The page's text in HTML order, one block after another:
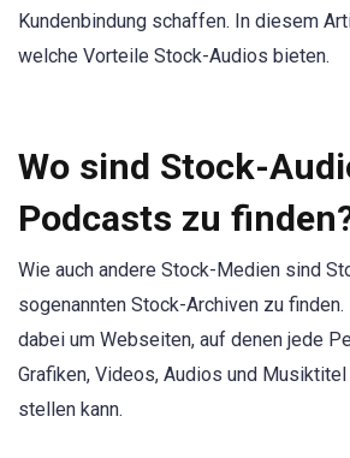
Kundenbindung schaffen. In diesem
welche Vorteile Stock-Audios bieten.
Wo sind Stock-
Podcasts zu
Wie auch andere Stock-Medien sind
sogenannten Stock-Archiven zu
dabei um Webseiten, auf denen jede
Grafiken, Videos, Audios und
stellen kann.